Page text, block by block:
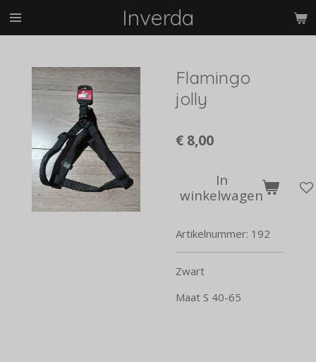
Ga
hoofdinhoud
Inverda
Flamingo
jolly
€ 8,00
In
winkelwagen
Artikelnummer: 192
Zwart
Maat S 40-65